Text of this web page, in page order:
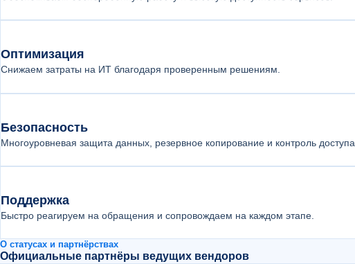
Оптимизация
Снижаем затраты на ИТ благодаря проверенным решениям.
Безопасность
Многоуровневая защита данных, резервное копирование и контроль доступа.
Поддержка
Быстро реагируем на обращения и сопровождаем на каждом этапе.
О статусах и партнёрствах
Официальные партнёры ведущих вендоров